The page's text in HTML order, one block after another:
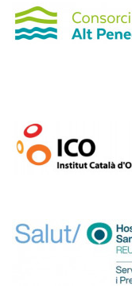
Imagen
Imagen
Imagen